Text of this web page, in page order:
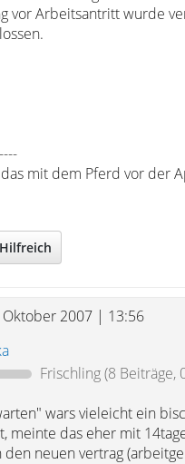
vor Arbeitsantritt wurde
mit dem Pferd vor der
Oktober 2007 | 13:56
Frischling(8 Beiträge,
wars vieleicht ein
meinte das eher mit
den neuen vertrag